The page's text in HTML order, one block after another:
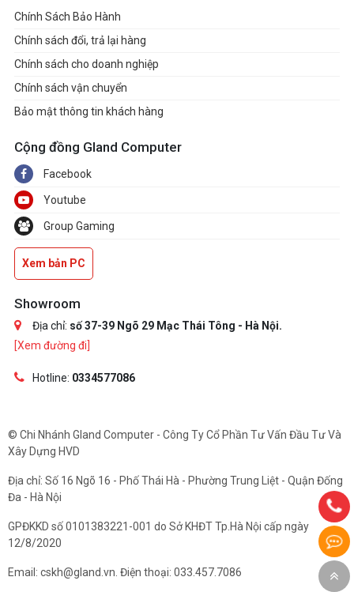
Chính Sách Bảo Hành
Chính sách đổi, trả lại hàng
Chính sách cho doanh nghiệp
Chính sách vận chuyển
Bảo mật thông tin khách hàng
Cộng đồng Gland Computer
Facebook
Youtube
Group Gaming
Xem bản PC
Showroom
Địa chỉ: số 37-39 Ngõ 29 Mạc Thái Tông - Hà Nội.
[Xem đường đi]
Hotline: 0334577086
© Chi Nhánh Gland Computer - Công Ty Cổ Phần Tư Vấn Đầu Tư Và
Xây Dựng HVD
Địa chỉ: Số 16 Ngõ 16 - Phố Thái Hà - Phường Trung Liệt - Quận Đống
Đa - Hà Nội
GPĐKKD số 0101383221-001 do Sở KHĐT Tp.Hà Nội cấp ngày
12/8/2020
Email: cskh@gland.vn. Điện thoại: 033.457.7086